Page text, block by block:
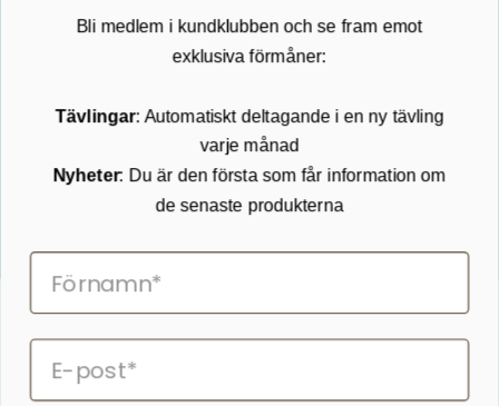
Köpvillkor
Cookies
Prenumerera på vårt nyhetsbrev
Följ oss på Facebook
Bli medlem i kundklubben och se fram emot
exklusiva förmåner:
Tävlingar: Automatiskt deltagande i en ny tävling
varje månad
Nyheter: Du är den första som får information om
de senaste produkterna